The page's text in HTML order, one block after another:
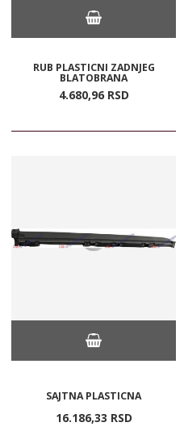
RUB PLASTICNI ZADNJEG
BLATOBRANA
4.680,96 RSD
SAJTNA PLASTICNA
16.186,33 RSD